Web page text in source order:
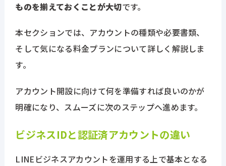
ものを揃えておくことが大切です。
本セクションでは、アカウントの種類や必要書類、
そして気になる料金プランについて詳しく解説しま
す。
アカウント開設に向けて何を準備すれば良いのかが
明確になり、スムーズに次のステップへ進めます。
ビジネスIDと認証済アカウントの違い
LINEビジネスアカウントを運用する上で基本となる